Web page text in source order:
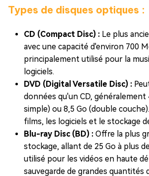
Types de disques optiques :
CD (Compact Disc) : Le plus
avec une capacité d'environ 700
principalement utilisé pour la
logiciels.
DVD (Digital Versatile Disc) :
données qu'un CD, généralement
simple) ou 8,5 Go (double
films, les logiciels et le stockage
Blu-ray Disc (BD) : Offre la plus
stockage, allant de 25 Go à plus
utilisé pour les vidéos en haute
sauvegarde de grandes quantités